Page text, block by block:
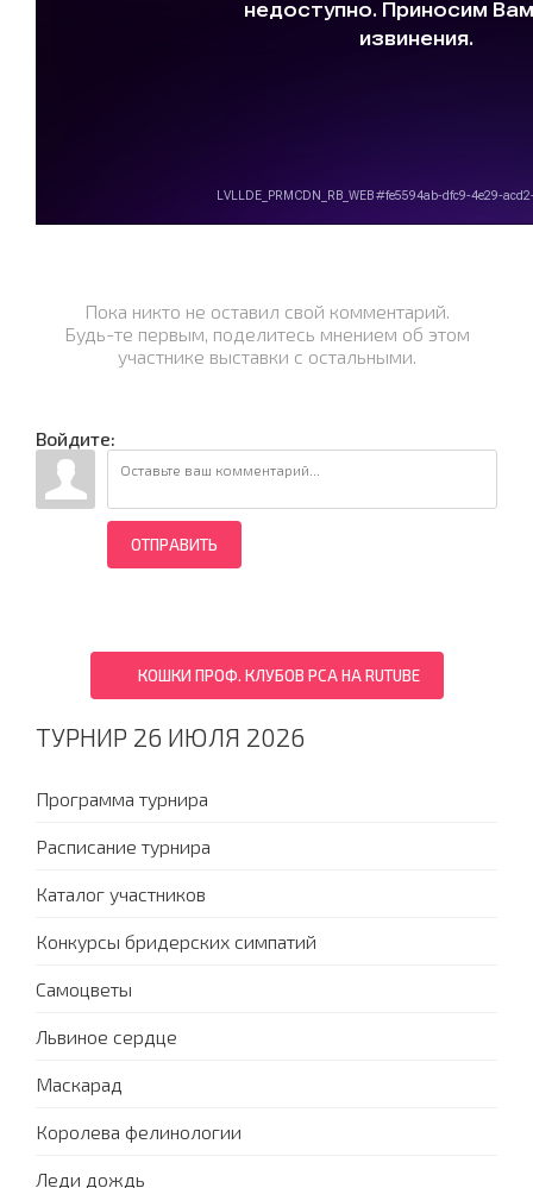
Пока никто не оставил свой комментарий.
Будь-те первым, поделитесь мнением об этом
участнике выставки с остальными.
Войдите:
ОТПРАВИТЬ
КОШКИ ПРОФ. КЛУБОВ PCA НА RUTUBE
ТУРНИР 26 ИЮЛЯ 2026
Программа турнира
Расписание турнира
Каталог участников
Конкурсы бридерских симпатий
Самоцветы
Львиное сердце
Маскарад
Королева фелинологии
Леди дождь